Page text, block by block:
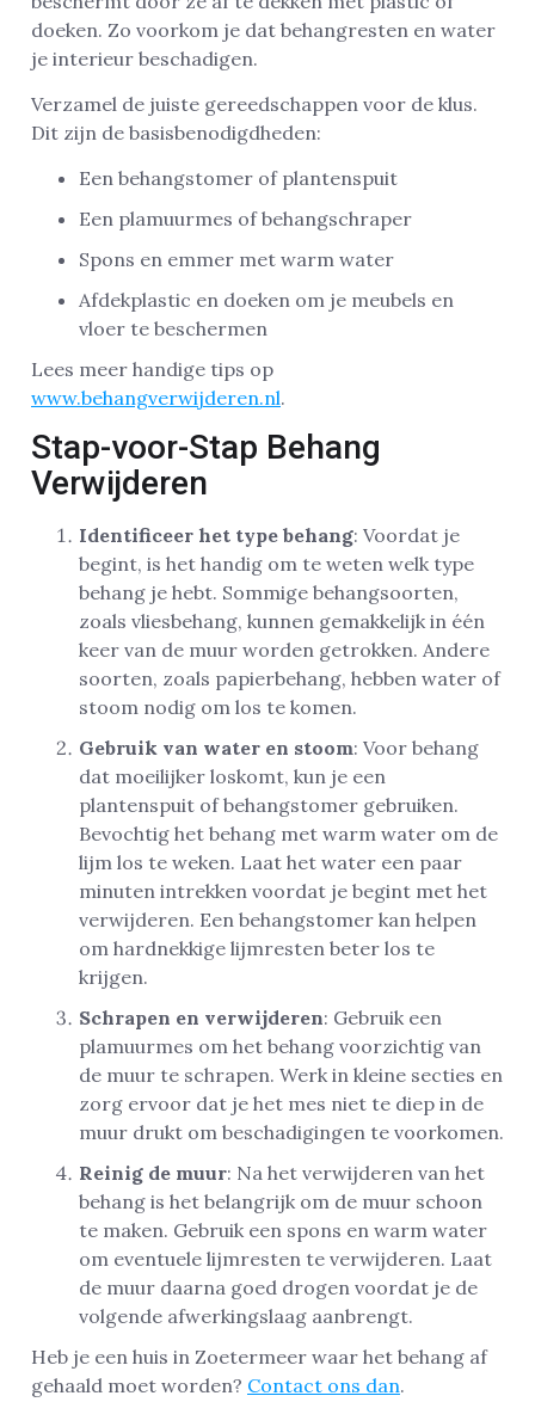
doeken. Zo voorkom je dat behangresten en water
je interieur beschadigen.
Verzamel de juiste gereedschappen voor de klus.
Dit zijn de basisbenodigdheden:
Een behangstomer of plantenspuit
Een plamuurmes of behangschraper
Spons en emmer met warm water
Afdekplastic en doeken om je meubels en
vloer te beschermen
Lees meer handige tips op
www.behangverwijderen.nl.
Stap-voor-Stap Behang
Verwijderen
Identificeer het type behang: Voordat je
begint, is het handig om te weten welk type
behang je hebt. Sommige behangsoorten,
zoals vliesbehang, kunnen gemakkelijk in één
keer van de muur worden getrokken. Andere
soorten, zoals papierbehang, hebben water of
stoom nodig om los te komen.
Gebruik van water en stoom: Voor behang
dat moeilijker loskomt, kun je een
plantenspuit of behangstomer gebruiken.
Bevochtig het behang met warm water om de
lijm los te weken. Laat het water een paar
minuten intrekken voordat je begint met het
verwijderen. Een behangstomer kan helpen
om hardnekkige lijmresten beter los te
krijgen.
Schrapen en verwijderen: Gebruik een
plamuurmes om het behang voorzichtig van
de muur te schrapen. Werk in kleine secties en
zorg ervoor dat je het mes niet te diep in de
muur drukt om beschadigingen te voorkomen.
Reinig de muur: Na het verwijderen van het
behang is het belangrijk om de muur schoon
te maken. Gebruik een spons en warm water
om eventuele lijmresten te verwijderen. Laat
de muur daarna goed drogen voordat je de
volgende afwerkingslaag aanbrengt.
Heb je een huis in Zoetermeer waar het behang af
gehaald moet worden? Contact ons dan.